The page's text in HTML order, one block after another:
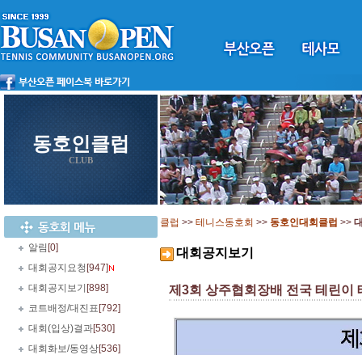
동호인클럽
CLUB
알림 [0]
대회공지요청 [947]
대회공지보기 [898]
코트배정/대진표 [792]
대회(입상)결과[530]
대회화보/동영상[536]
클럽 >> 테니스동호회 >> 동호인대회클럽 >>
대회공지보기
제3회 상주협회장배 전국 테린이